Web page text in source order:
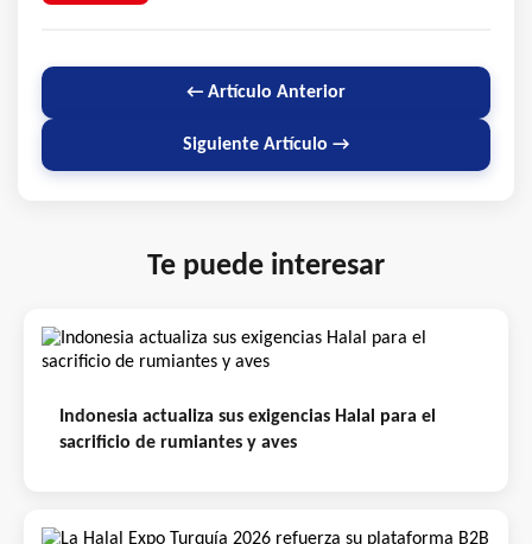
← Artículo Anterior
Siguiente Artículo →
Te puede interesar
Indonesia actualiza sus exigencias Halal para el
sacrificio de rumiantes y aves